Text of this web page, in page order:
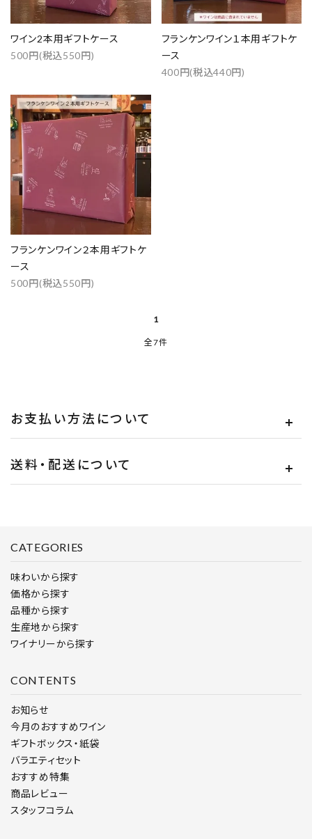
ワイン2本用ギフトケース
500円(税込550円)
フランケンワイン１本用ギフトケ
ース
400円(税込440円)
フランケンワイン２本用ギフトケ
ース
500円(税込550円)
favorite
1
全7件
キーワード
カテゴリー
検索する
お支払い方法について
送料・配送について
CATEGORIES
味わいから探す
価格から探す
品種から探す
生産地から探す
ワイナリーから探す
CONTENTS
お知らせ
今月のおすすめワイン
ギフトボックス・紙袋
バラエティセット
おすすめ特集
商品レビュー
スタッフコラム